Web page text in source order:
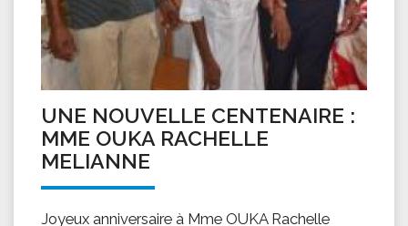
UNE NOUVELLE CENTENAIRE :
MME OUKA RACHELLE
MELIANNE
Joyeux anniversaire à Mme OUKA Rachelle